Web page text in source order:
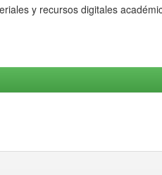
y recursos digitales